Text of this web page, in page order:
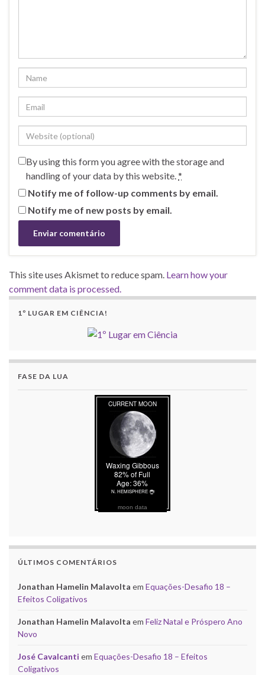
By using this form you agree with the storage and
handling of your data by this website.*
Notify me of follow-up comments by email.
Notify me of new posts by email.
This site uses Akismet to reduce spam. Learn how your
comment data is processed.
1º LUGAR EM CIÊNCIA!
FASE DA LUA
moon data
ÚLTIMOS COMENTÁRIOS
Jonathan Hamelin Malavolta em Equações-Desafio 18 –
Efeitos Coligativos
Jonathan Hamelin Malavolta em Feliz Natal e Próspero Ano
Novo
José Cavalcanti em Equações-Desafio 18 – Efeitos
Coligativos